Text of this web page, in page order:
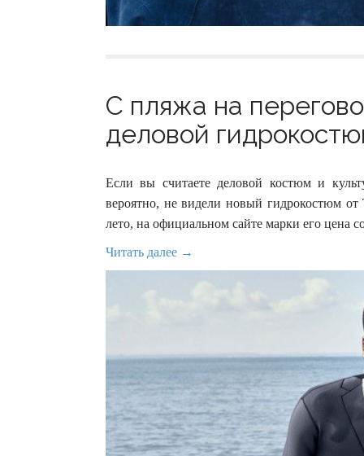
С пляжа на
деловой
Если вы считаете деловой костюм и
вероятно, не видели новый гидрокостюм
лето, на официальном сайте марки его цена
Читать далее →